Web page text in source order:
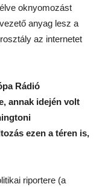
oknyomozást
anyag lesz a
az internetet
Rádió
annak idején volt
ezen a téren is,
riportere (a